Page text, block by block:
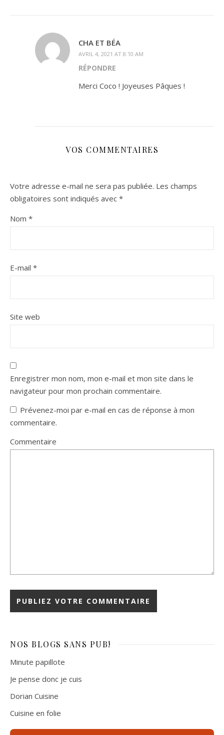
CHA ET BÉA
AVRIL 4, 2021 AT 8:10 AM
RÉPONDRE
Merci Coco ! Joyeuses Pâques !
VOS COMMENTAIRES
Votre adresse e-mail ne sera pas publiée. Les champs
obligatoires sont indiqués avec *
Nom *
E-mail *
Site web
Enregistrer mon nom, mon e-mail et mon site dans le
navigateur pour mon prochain commentaire.
Prévenez-moi par e-mail en cas de réponse à mon
commentaire.
Commentaire
NOS BLOGS SANS PUB!
Minute papillote
Je pense donc je cuis
Dorian Cuisine
Cuisine en folie